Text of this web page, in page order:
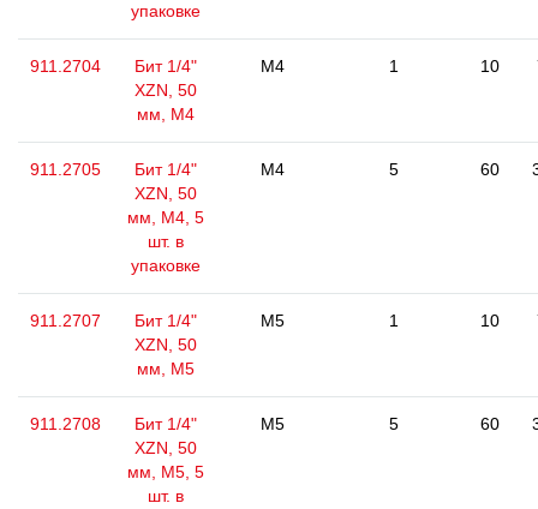
упаковке
911.2704
Бит 1/4"
XZN, 50
мм, М4
M4 1 10
911.2705
Бит 1/4"
XZN, 50
мм, М4, 5
шт. в
упаковке
M4 5 60
911.2707
Бит 1/4"
XZN, 50
мм, М5
M5 1 10
911.2708
Бит 1/4"
XZN, 50
мм, М5, 5
шт. в
M5 5 60